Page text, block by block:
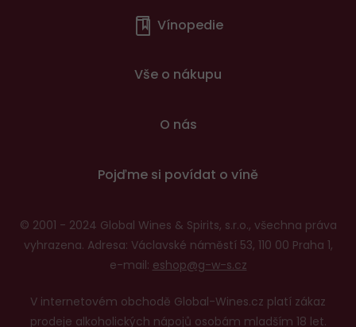
Vínopedie
Vše o nákupu
O nás
Pojďme si povídat o víně
© 2001 - 2024 Global Wines & Spirits, s.r.o., všechna práva
vyhrazena. Adresa: Václavské náměstí 53, 110 00 Praha 1,
e-mail: eshop@g-w-s.cz
V internetovém obchodě Global-Wines.cz platí zákaz
prodeje alkoholických nápojů osobám mladším 18 let.